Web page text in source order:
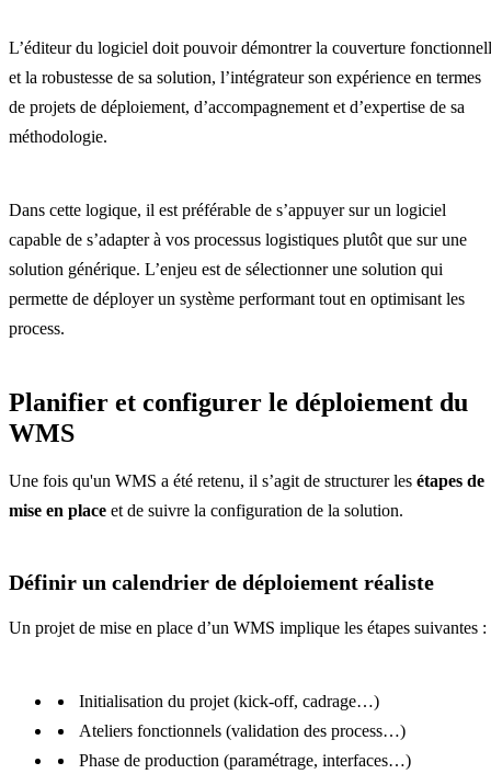
L’éditeur du logiciel doit pouvoir démontrer la couverture
et la robustesse de sa solution, l’intégrateur son expérience en termes
de projets de déploiement, d’accompagnement et d’expertise de sa
méthodologie.
Dans cette logique, il est préférable de s’appuyer sur un logiciel
capable de s’adapter à vos processus logistiques plutôt que sur une
solution générique. L’enjeu est de sélectionner une solution qui
permette de déployer un système performant tout en optimisant les
process.
Planifier et configurer le déploiement du
WMS
Une fois qu'un WMS a été retenu, il s’agit de structurer les étapes de
mise en place et de suivre la configuration de la solution.
Définir un calendrier de déploiement réaliste
Un projet de mise en place d’un WMS implique les étapes suivantes :
Initialisation du projet (kick-off, cadrage…)
Ateliers fonctionnels (validation des process…)
Phase de production (paramétrage, interfaces…)